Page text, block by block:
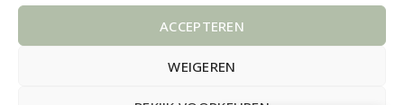
ACCEPTEREN
WEIGEREN
Steenweg Linde 10